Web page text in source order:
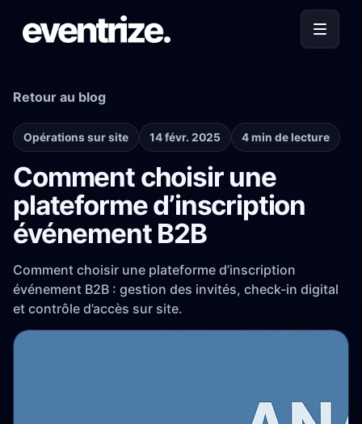
Retour au blog
Opérations sur site 14 févr. 2025 4 min de lecture
Comment choisir une
plateforme d’inscription
événement B2B
Comment choisir une plateforme d’inscription
événement B2B : gestion des invités, check-in digital
et contrôle d’accès sur site.